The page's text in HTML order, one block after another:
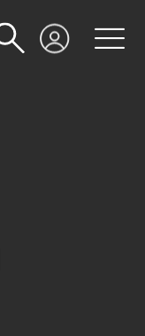
Login
Suche